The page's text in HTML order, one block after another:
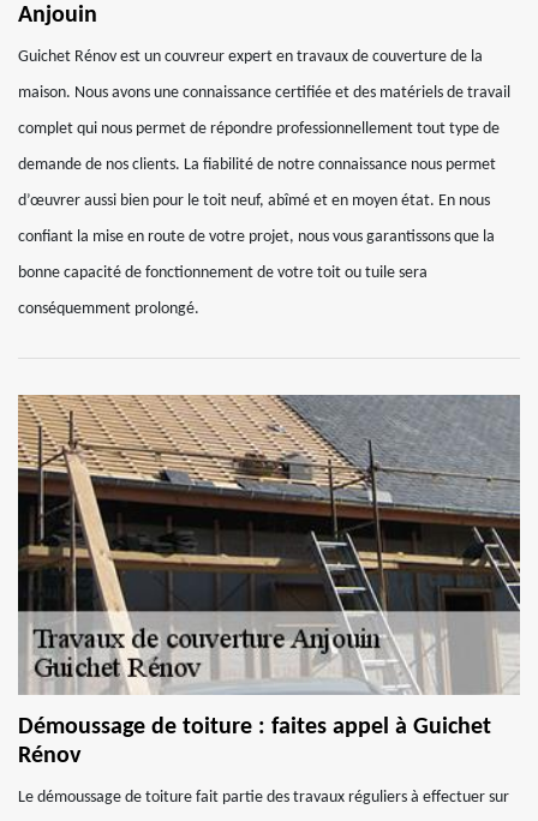
Anjouin
Guichet Rénov est un couvreur expert en travaux de couverture de la
maison. Nous avons une connaissance certifiée et des matériels de travail
complet qui nous permet de répondre professionnellement tout type de
demande de nos clients. La fiabilité de notre connaissance nous permet
d’œuvrer aussi bien pour le toit neuf, abîmé et en moyen état. En nous
confiant la mise en route de votre projet, nous vous garantissons que la
bonne capacité de fonctionnement de votre toit ou tuile sera
conséquemment prolongé.
Démoussage de toiture : faites appel à Guichet
Rénov
Le démoussage de toiture fait partie des travaux réguliers à effectuer sur